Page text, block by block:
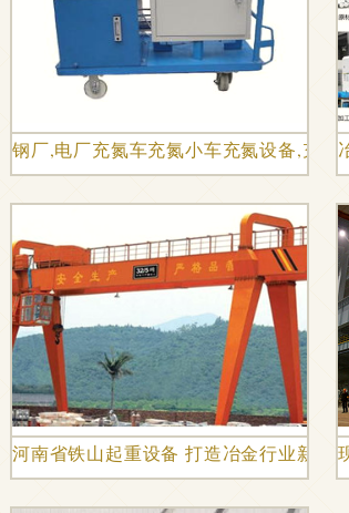
备批发 冶金网
钢厂,电厂充氮车充氮小车充氮设备,充氮
品图片赏析
河南省铁山起重设备 打造冶金行业新时